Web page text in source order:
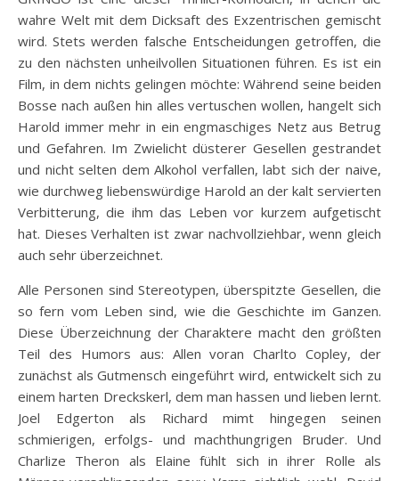
wahre Welt mit dem Dicksaft des Exzentrischen gemischt
wird. Stets werden falsche Entscheidungen getroffen, die
zu den nächsten unheilvollen Situationen führen. Es ist ein
Film, in dem nichts gelingen möchte: Während seine beiden
Bosse nach außen hin alles vertuschen wollen, hangelt sich
Harold immer mehr in ein engmaschiges Netz aus Betrug
und Gefahren. Im Zwielicht düsterer Gesellen gestrandet
und nicht selten dem Alkohol verfallen, labt sich der naive,
wie durchweg liebenswürdige Harold an der kalt servierten
Verbitterung, die ihm das Leben vor kurzem aufgetischt
hat. Dieses Verhalten ist zwar nachvollziehbar, wenn gleich
auch sehr überzeichnet.
Alle Personen sind Stereotypen, überspitzte Gesellen, die
so fern vom Leben sind, wie die Geschichte im Ganzen.
Diese Überzeichnung der Charaktere macht den größten
Teil des Humors aus: Allen voran Charlto Copley, der
zunächst als Gutmensch eingeführt wird, entwickelt sich zu
einem harten Dreckskerl, dem man hassen und lieben lernt.
Joel Edgerton als Richard mimt hingegen seinen
schmierigen, erfolgs- und machthungrigen Bruder. Und
Charlize Theron als Elaine fühlt sich in ihrer Rolle als